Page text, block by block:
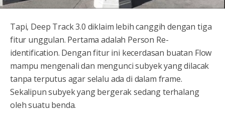
Tapi, Deep Track 3.0 diklaim lebih canggih dengan tiga
fitur unggulan. Pertama adalah Person Re-
identification. Dengan fitur ini kecerdasan buatan Flow
mampu mengenali dan mengunci subyek yang dilacak
tanpa terputus agar selalu ada di dalam frame.
Sekalipun subyek yang bergerak sedang terhalang
oleh suatu benda.